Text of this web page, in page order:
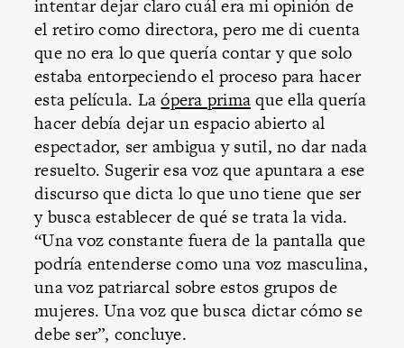
intentar dejar claro cuál era mi opinión de
el retiro como directora, pero me di cuenta
que no era lo que quería contar y que solo
estaba entorpeciendo el proceso para hacer
esta película. Laópera primaque ella quería
hacer debía dejar un espacio abierto al
espectador, ser ambigua y sutil, no dar nada
resuelto. Sugerir esa voz que apuntara a ese
discurso que dicta lo que uno tiene que ser
y busca establecer de qué se trata la vida.
“Una voz constante fuera de la pantalla que
podría entenderse como una voz masculina,
una voz patriarcal sobre estos grupos de
mujeres. Una voz que busca dictar cómo se
debe ser”, concluye.